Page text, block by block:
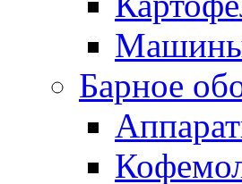
Машины
Барное